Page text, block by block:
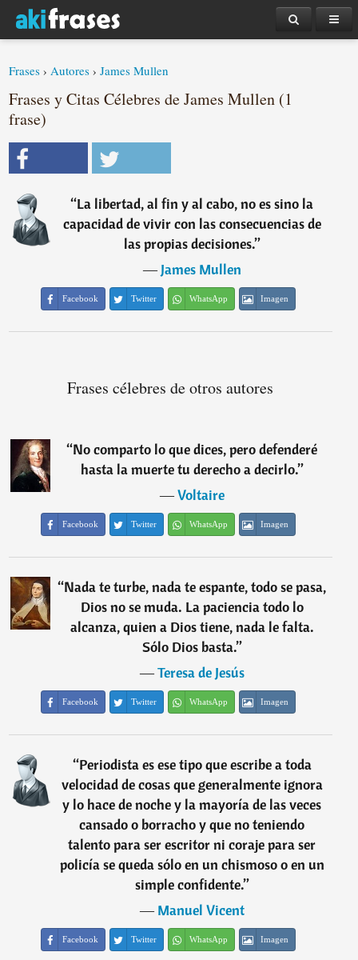
Frases ›Autores ›James Mullen
Frases y Citas Célebres de James Mullen (1
frase)
“La libertad, al fin y al cabo, no es sino la
capacidad de vivir con las consecuencias de
las propias decisiones.”
―James Mullen
Facebook Twitter WhatsApp Imagen
Frases célebres de otros autores
“No comparto lo que dices, pero defenderé
hasta la muerte tu derecho a decirlo.”
―Voltaire
Facebook Twitter WhatsApp Imagen
“Nada te turbe, nada te espante, todo se pasa,
Dios no se muda. La paciencia todo lo
alcanza, quien a Dios tiene, nada le falta.
Sólo Dios basta.”
―Teresa de Jesús
Facebook Twitter WhatsApp Imagen
“Periodista es ese tipo que escribe a toda
velocidad de cosas que generalmente ignora
y lo hace de noche y la mayoría de las veces
cansado o borracho y que no teniendo
talento para ser escritor ni coraje para ser
policía se queda sólo en un chismoso o en un
simple confidente.”
―Manuel Vicent
Facebook Twitter WhatsApp Imagen